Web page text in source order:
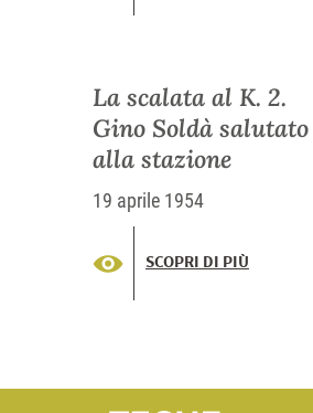
La scalata al K. 2.
Gino Soldà salutato
alla stazione
19 aprile 1954
SCOPRI DI PIÙ